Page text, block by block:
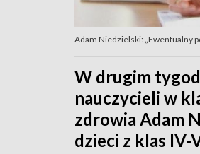
Adam Niedzielski: „Ewentualny
W drugim
nauczycieli w
zdrowia Adam
dzieci z klas IV-